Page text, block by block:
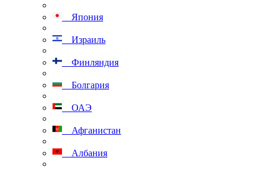
Япония
Израиль
Финляндия
Болгария
ОАЭ
Афганистан
Албания